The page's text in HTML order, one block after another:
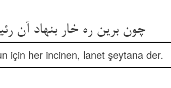
için her incinen, lanet şeytana der.